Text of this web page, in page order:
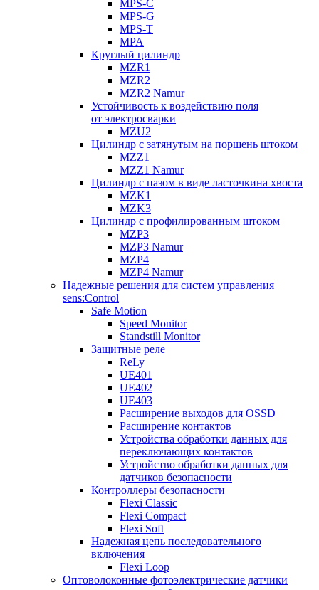
MPS-C
MPS-G
MPS-T
MPA
Круглый цилиндр
MZR1
MZR2
MZR2 Namur
Устойчивость к воздействию поля
от электросварки
MZU2
Цилиндр с затянутым на поршень штоком
MZZ1
MZZ1 Namur
Цилиндр с пазом в виде ласточкина хвоста
MZK1
MZK3
Цилиндр с профилированным штоком
MZP3
MZP3 Namur
MZP4
MZP4 Namur
Надежные решения для систем управления
sens:Control
Safe Motion
Speed Monitor
Standstill Monitor
Защитные реле
ReLy
UE401
UE402
UE403
Расширение выходов для OSSD
Расширение контактов
Устройства обработки данных для
переключающих контактов
Устройство обработки данных для
датчиков безопасности
Контроллеры безопасности
Flexi Classic
Flexi Compact
Flexi Soft
Надежная цепь последовательного
включения
Flexi Loop
Оптоволоконные фотоэлектрические датчики